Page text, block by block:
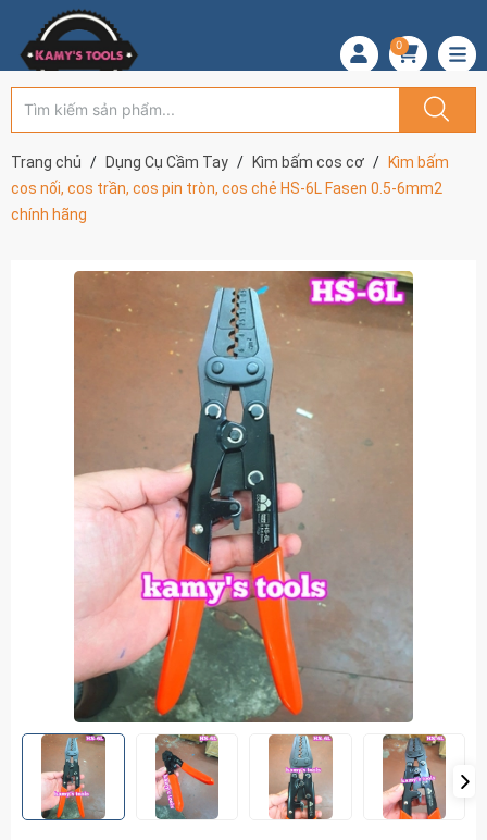
0
Trang chủ Dụng Cụ Cầm Tay Kìm bấm cos cơ
Kìm bấm
cos nối, cos trần, cos pin tròn, cos chẻ HS-6L Fasen 0.5-6mm2
chính hãng